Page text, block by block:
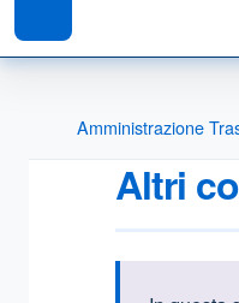
Amministrazione
Altri